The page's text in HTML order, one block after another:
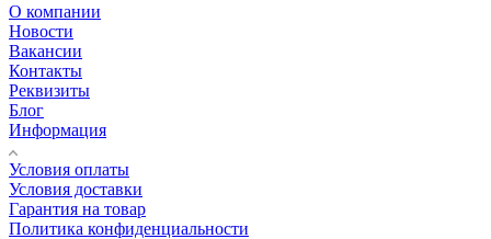
О компании
Новости
Вакансии
Контакты
Реквизиты
Блог
Информация
Условия оплаты
Условия доставки
Гарантия на товар
Политика конфиденциальности